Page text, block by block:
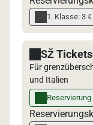
1. Klasse: 3
SŽ
Für
und Italien
Reservierung